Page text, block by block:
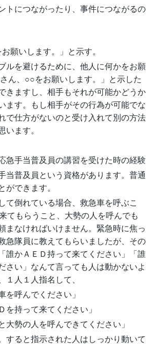
トにつながったり、事件につながるの
願いします。」と示す。
ルを避けるために、他人に何かをお願
ん、○○をお願いします。」と示した
きますし、相手もそれが可能かどうか
ます。もし相手がその行為が可能でな
で仕方がないのと受け入れて別の方法
ます。
急手当普及員の講習を受けた時の経験
当普及員という資格があります。普通
できます。
て倒れている場合、救急車を呼ぶこ
てもらうこと、大勢の人を呼んでも
まなければいけません。緊急時に焦っ
急隊員に教えてもらいましたが、その
誰かＡＥＤ持って来てください」「誰
さい」なんて言っても人は動かないよ
１人１人指名して、
呼んでください」
持って来てください」
勢の人を呼んできてください」
すると指示された人はしっかり動いて